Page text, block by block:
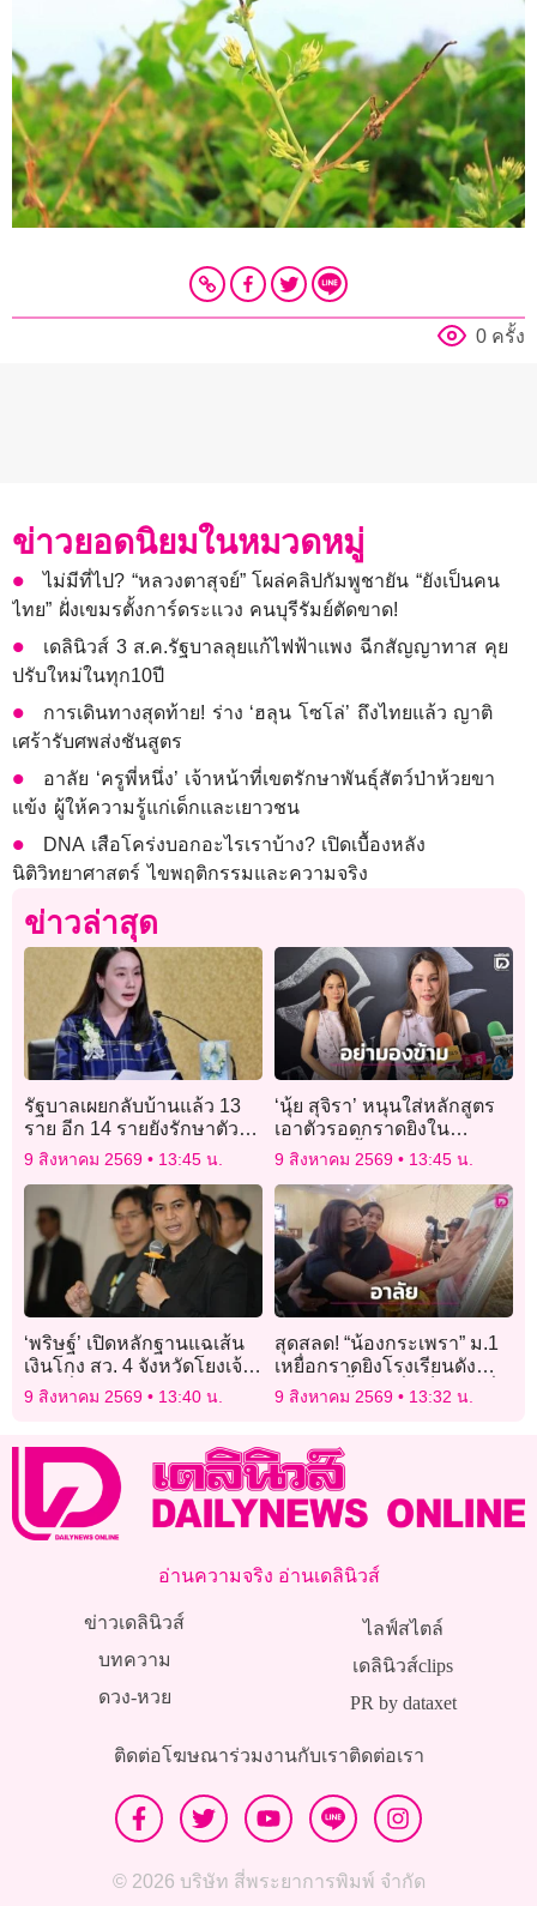
0 ครั้ง
ข่าวยอดนิยมในหมวดหมู่
ไม่มีที่ไป? “หลวงตาสุจย์” โผล่คลิปกัมพูชายัน “ยังเป็นคน
ไทย” ฝั่งเขมรตั้งการ์ดระแวง คนบุรีรัมย์ตัดขาด!
เดลินิวส์ 3 ส.ค.รัฐบาลลุยแก้ไฟฟ้าแพง ฉีกสัญญาทาส คุย
ปรับใหม่ในทุก10ปี
การเดินทางสุดท้าย! ร่าง ‘ฮลุน โซโล่’ ถึงไทยแล้ว ญาติ
เศร้ารับศพส่งชันสูตร
อาลัย ‘ครูพี่หนึ่ง’ เจ้าหน้าที่เขตรักษาพันธุ์สัตว์ป่าห้วยขา
แข้ง ผู้ให้ความรู้แก่เด็กและเยาวชน
DNA เสือโคร่งบอกอะไรเราบ้าง? เปิดเบื้องหลัง
นิติวิทยาศาสตร์ ไขพฤติกรรมและความจริง
ข่าวล่าสุด
รัฐบาลเผยกลับบ้านแล้ว 13
ราย อีก 14 รายยังรักษาตัว
เหตุกราดยิงรร.เทพศิรินทร์
9 สิงหาคม 2569 13:45 น.
‘นุ้ย สุจิรา’ หนุนใส่หลักสูตร
เอาตัวรอดกราดยิงใน
โรงเรียน ย้ำสังคมอย่ามอง
9 สิงหาคม 2569 13:45 น.
‘พริษฐ์’ เปิดหลักฐานแฉเส้น
เงินโกง สว. 4 จังหวัดโยงเจ้า
หน้าที่ กกต. รับ 8.6 แสนบาท
9 สิงหาคม 2569 13:40 น.
สุดสลด! “น้องกระเพรา” ม.1
เหยื่อกราดยิงโรงเรียนดัง
นนทบุรี สิ้นใจเพิ่มเป็นรายที่ 9
9 สิงหาคม 2569 13:32 น.
อ่านความจริง อ่านเดลินิวส์
ข่าวเดลินิวส์
บทความ
ดวง-หวย
ไลฟ์สไตล์
เดลินิวส์clips
PR by dataxet
ติดต่อโฆษณาร่วมงานกับเราติดต่อเรา
© 2026 บริษัท สี่พระยาการพิมพ์ จำกัด